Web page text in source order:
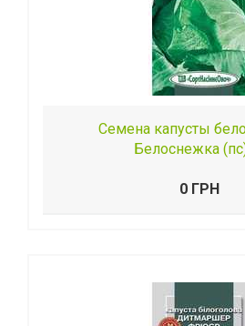
Семена капусты
Белоснежка
0 ГРН